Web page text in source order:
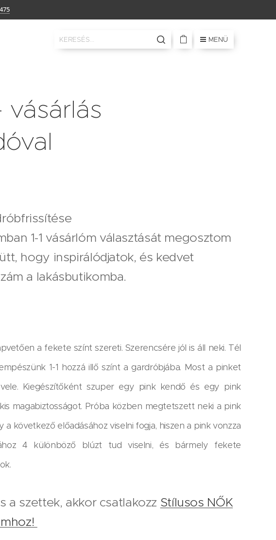
MENÜ
vásárlás
1-1 vásárlóm választását megosztom
hogy inspirálódjatok, és kedvet
a lakásbutikomba.
a fekete színt szereti. Szerencsére jól is áll neki. Tél
1-1 hozzá illő színt a gardróbjába. Most a pinket
Kiegészítőként szuper egy pink kendő és egy pink
magabiztosságot. Próba közben megtetszett neki a pink
a következő előadásához viselni fogja, hiszen a pink vonzza
4 különböző blúzt tud viselni, és bármely fekete
a szettek, akkor csatlakozz Stílusos NŐK